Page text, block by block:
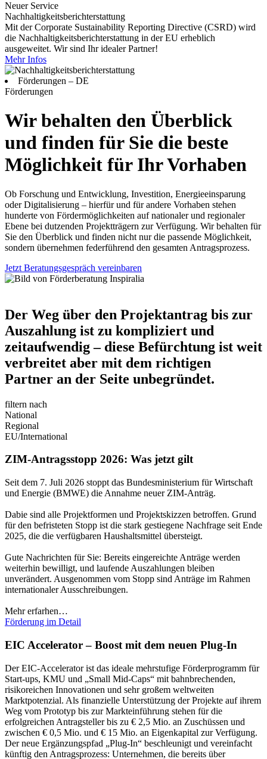
Neuer Service
Nachhaltigkeitsberichterstattung
Mit der Corporate Sustainability Reporting Directive (CSRD) wird
die Nachhaltigkeitsberichterstattung in der EU erheblich
ausgeweitet. Wir sind Ihr idealer Partner!
Mehr Infos
Förderungen – DE
Förderungen
Wir behalten den Überblick
und finden für Sie die beste
Möglichkeit für Ihr Vorhaben
Ob Forschung und Entwicklung, Investition, Energieeinsparung
oder Digitalisierung – hierfür und für andere Vorhaben stehen
hunderte von Fördermöglichkeiten auf nationaler und regionaler
Ebene bei dutzenden Projektträgern zur Verfügung. Wir behalten für
Sie den Überblick und finden nicht nur die passende Möglichkeit,
sondern übernehmen federführend den gesamten Antragsprozess.
Jetzt Beratungsgespräch vereinbaren
Der Weg über den Projektantrag bis zur
Auszahlung ist zu kompliziert und
zeitaufwendig – diese Befürchtung ist weit
verbreitet aber mit dem richtigen
Partner an der Seite unbegründet.
filtern nach
National
Regional
EU/International
ZIM-Antragsstopp 2026: Was jetzt gilt
Seit dem 7. Juli 2026 stoppt das Bundesministerium für Wirtschaft
und Energie (BMWE) die Annahme neuer ZIM-Anträg.
Dabie sind alle Projektformen und Projektskizzen betroffen. Grund
für den befristeten Stopp ist die stark gestiegene Nachfrage seit Ende
2025, die die verfügbaren Haushaltsmittel übersteigt.
Gute Nachrichten für Sie: Bereits eingereichte Anträge werden
weiterhin bewilligt, und laufende Auszahlungen bleiben
unverändert. Ausgenommen vom Stopp sind Anträge im Rahmen
internationaler Ausschreibungen.
Mehr erfarhen…
Förderung im Detail
EIC Accelerator – Boost mit dem neuen Plug-In
Der EIC-Accelerator ist das ideale mehrstufige Förderprogramm für
Start-ups, KMU und „Small Mid-Caps“ mit bahnbrechenden,
risikoreichen Innovationen und sehr großem weltweiten
Marktpotenzial. Als finanzielle Unterstützung der Projekte auf ihrem
Weg vom Prototyp bis zur Markteinführung stehen für die
erfolgreichen Antragsteller bis zu € 2,5 Mio. an Zuschüssen und
zwischen € 0,5 Mio. und € 15 Mio. an Eigenkapital zur Verfügung.
Der neue Ergänzungspfad „Plug-In“ beschleunigt und vereinfacht
künftig den Antragsprozess: Unternehmen, die bereits über